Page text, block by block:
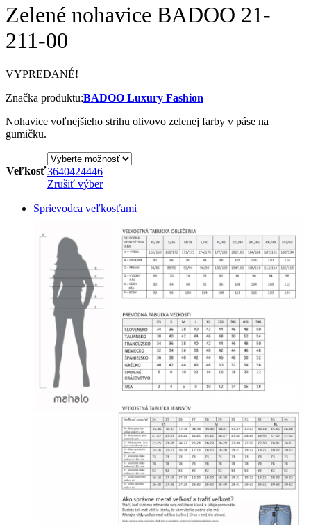
Zelené nohavice BADOO 21-
211-00
VYPREDANÉ!
Značka produktu:BADOO Luxury Fashion
Nohavice voľnejšieho strihu olivovo zelenej farby v páse na
gumičku.
Veľkosť3640424446
Zrušiť výber
Sprievodca veľkosťami